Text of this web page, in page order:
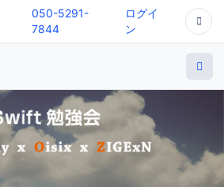
050-5291-
7844
ログイ
ン